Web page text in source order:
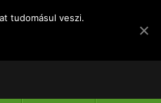
Adatvédelmi tájékoztató
tudomásul veszi.